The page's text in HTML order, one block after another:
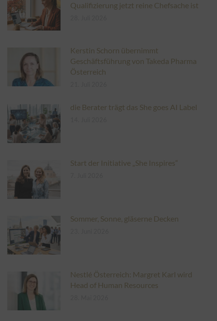
Qualifizierung jetzt reine Chefsache ist
Kerstin Schorn übernimmt
Geschäftsführung von Takeda Pharma
Österreich
die Berater trägt das She goes AI Label
Start der Initiative „She Inspires“
Sommer, Sonne, gläserne Decken
Nestlé Österreich: Margret Karl wird
Head of Human Resources